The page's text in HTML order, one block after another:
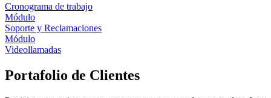
Cronograma de trabajo
Módulo
Soporte y Reclamaciones
Módulo
Videollamadas
Portafolio de Clientes